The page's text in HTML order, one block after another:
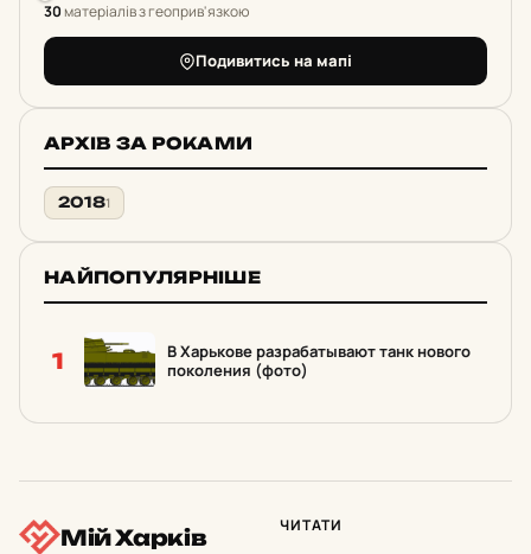
30матеріалів з геоприв'язкою
Подивитись на мапі
АРХІВ ЗА РОКАМИ
20181
НАЙПОПУЛЯРНІШЕ
1
В Харькове разрабатывают танк нового
поколения (фото)
Мій Харків ЧИТАТИ